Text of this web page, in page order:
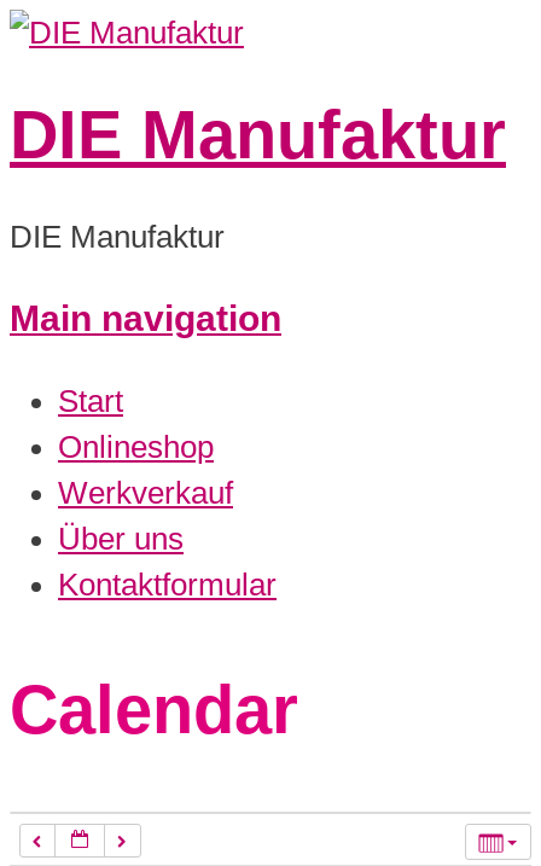
DIE Manufaktur
DIE Manufaktur
Main navigation
Start
Onlineshop
Werkverkauf
Über uns
Kontaktformular
Calendar
2:00
5:00
7:00